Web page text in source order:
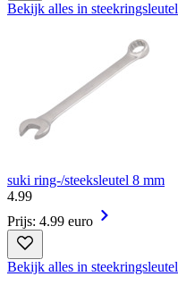
Bekijk alles in steekringsleutel
suki ring-/steeksleutel 8 mm
4.99
Prijs: 4.99 euro
Bekijk alles in steekringsleutel